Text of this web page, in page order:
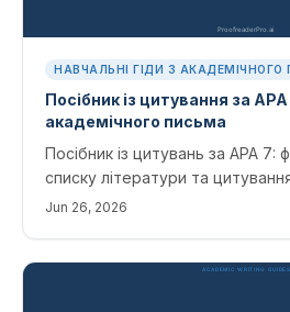
НАВЧАЛЬНІ ГІДИ З
Посібник із цитування за
академічного письма
Посібник із цитувань за APA
списку літератури та
журналів, книг, вебсайтів і
Jun 26, 2026